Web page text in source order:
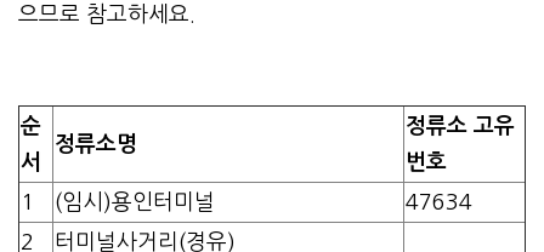
으므로 참고하세요.
순
서
정류소명
정류소 고유
번호
1
(임시)용인터미널
47634
2
터미널사거리(경유)